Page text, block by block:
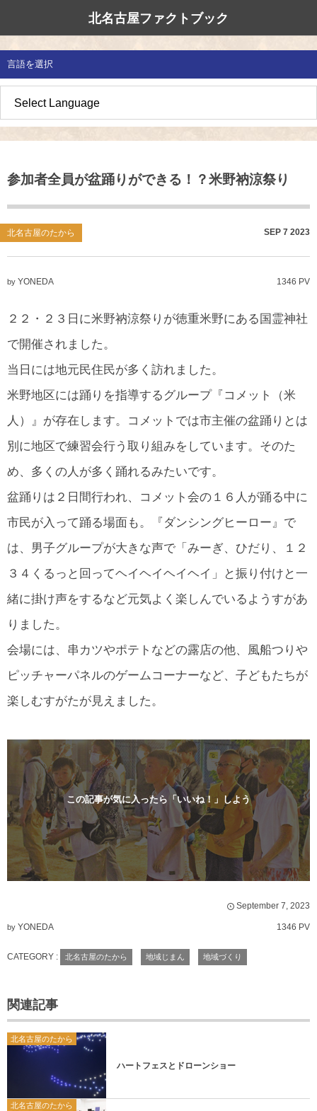
北名古屋ファクトブック
言語を選択
参加者全員が盆踊りができる！？米野衲涼祭り
北名古屋のたから SEP 7 2023
by YONEDA 1346 PV
２２・２３日に米野衲涼祭りが徳重米野にある国霊神社
で開催されました。
当日には地元民住民が多く訪れました。
米野地区には踊りを指導するグループ『コメット（米
人）』が存在します。コメットでは市主催の盆踊りとは
別に地区で練習会行う取り組みをしています。そのた
め、多くの人が多く踊れるみたいです。
盆踊りは２日間行われ、コメット会の１６人が踊る中に
市民が入って踊る場面も。『ダンシングヒーロー』で
は、男子グループが大きな声で「みーぎ、ひだり、１２
３４くるっと回ってヘイヘイヘイヘイ」と振り付けと一
緒に掛け声をするなど元気よく楽しんでいるようすがあ
りました。
会場には、串カツやポテトなどの露店の他、風船つりや
ピッチャーパネルのゲームコーナーなど、子どもたちが
楽しむすがたが見えました。
この記事が気に入ったら「いいね！」しよう
September 7, 2023
by YONEDA 1346 PV
CATEGORY : 北名古屋のたから 地域じまん 地域づくり
関連記事
北名古屋のたから
ハートフェスとドローンショー
北名古屋のたから
地域みがき
地域じまん
オススメの場所
イベント・活動紹介 草の根交流
多文化共生社
日本語教室
生活情報
私たちの国際
北名古屋市国際交流協会について
所在地・お問合せ先
愛知県防災・
北名古屋市国際交流協会 会報